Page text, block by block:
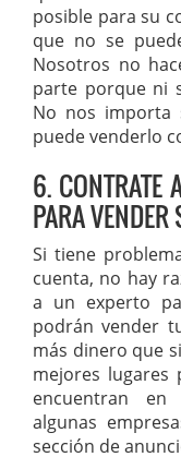
posible para su
que no se
Nosotros no
parte porque ni
No nos importa
puede venderlo
6. CONTRATE
PARA
Si tiene
cuenta, no hay
a un experto
podrán vender
más dinero que
mejores lugares
encuentran
algunas
sección de